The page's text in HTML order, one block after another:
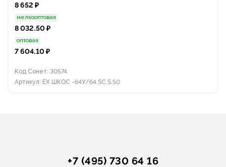
8 652 ₽
мелкооптовая
8 032.50 ₽
оптовая
7 604.10 ₽
Код Сонет: 30574
Артикул: ЕХ ШКОС -64У/64.SC.S.50
+7 (495) 730 64 16